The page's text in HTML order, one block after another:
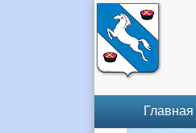
Главная